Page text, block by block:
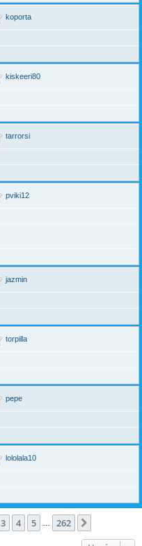
koporta
kiskeeri80
tarrorsi
pviki12
jazmin
torpilla
pepe
lololala10
262
3 4 5 262